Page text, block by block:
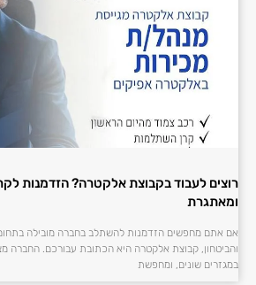
רוצים לעבוד בקבוצת אלקטרה? הזדמנות
ומאתגרת
אם אתם מחפשים הזדמנות להשתלב בחברה מובילה
והביטחון, קבוצת אלקטרה היא הכתובת עבורכם. החברה
במגזרים שונים, ומחפשת